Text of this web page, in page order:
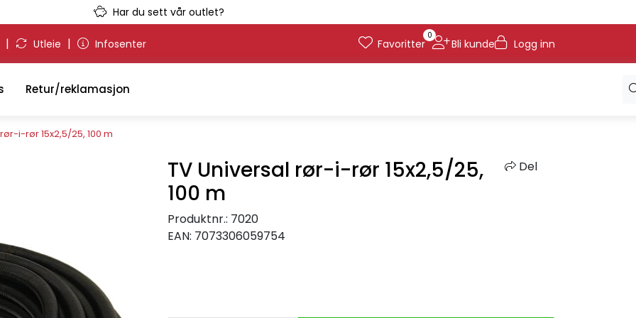
Har du sett vår outlet?
| Utleie | Infosenter
0
Favoritter Bli kunde Logg inn
Retur/reklamasjon
i-rør 15x2,5/25, 100 m
TV Universal rør-i-rør 15x2,5/25,
100 m
Produktnr.: 7020
EAN: 7073306059754
Del